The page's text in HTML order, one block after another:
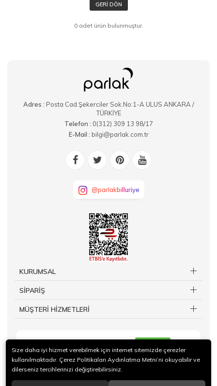
GERI DÖN
0 adet ürün bulunmuştur.
Adres : Posta Cad.Şekerciler Sok.No:1-A ULUS ANKARA /
TÜRKİYE
Telefon : 0(312) 309 13 98/17
E-Mail : bilgi@parlak.com.tr
@parlakbilluriye
KURUMSAL
SİPARİŞ
MÜŞTERİ HİZMETLERİ
Size daha iyi hizmet verebilmek için internet sitemizde çerezler
kullanılmaktadır. Çerez Politikaları Aydınlatma Metni’ni okuyabilir ve
dilerseniz tercihlerinizi değiştirebilirsiniz.